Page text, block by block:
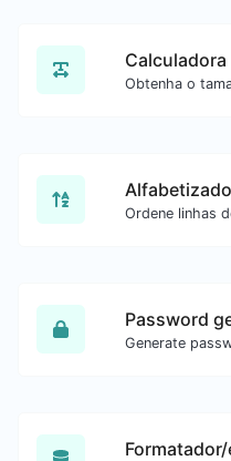
Password